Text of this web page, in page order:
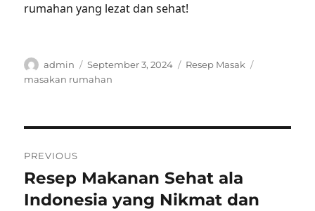
rumahan yang lezat dan sehat!
Author
admin
Posted
on
September 3, 2024 Categories
Resep Masak
masakan rumahan
navigation
PREVIOUS
Previous
post:
Resep Makanan Sehat ala
Indonesia yang Nikmat dan